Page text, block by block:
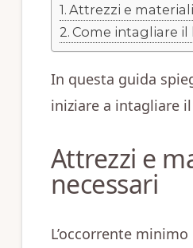
Attrezzi e
Come intagliare il
In questa guida
iniziare a intagliare
Attrezzi e
necessari
L’occorrente